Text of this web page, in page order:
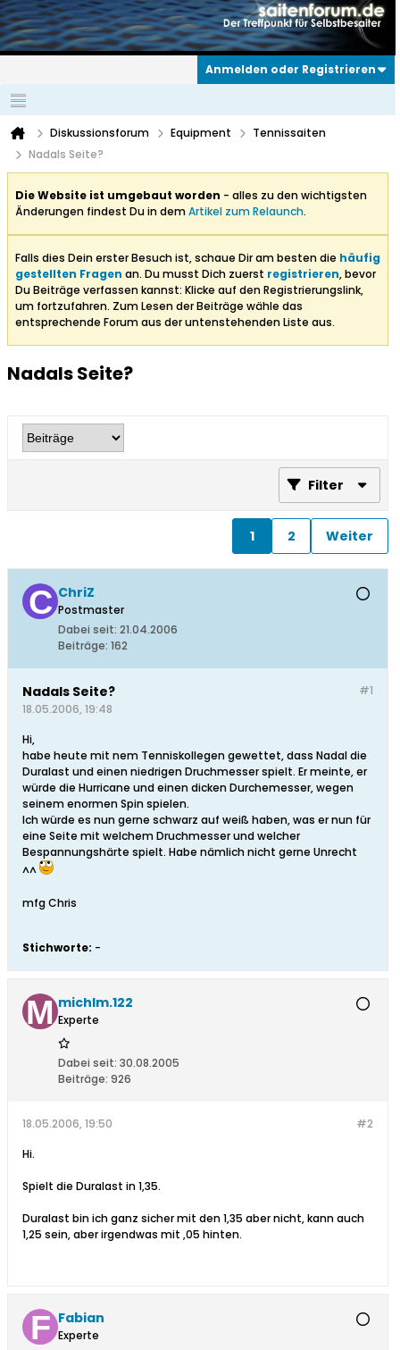
Anmelden oder Registrieren
Diskussionsforum Equipment
Tennissaiten
Nadals Seite?
Die Website ist umgebaut worden - alles zu den wichtigsten
Änderungen findest Du in demArtikel zum Relaunch.
Falls dies Dein erster Besuch ist, schaue Dir am besten die häufig
gestellten Fragen an. Du musst Dich zuerst registrieren, bevor
Du Beiträge verfassen kannst: Klicke auf den Registrierungslink,
um fortzufahren. Zum Lesen der Beiträge wähle das
entsprechende Forum aus der untenstehenden Liste aus.
Nadals Seite?
Filter
1 2 Weiter
ChriZ
Postmaster
Dabei seit: 21.04.2006
Beiträge: 162
#1
Nadals Seite?
18.05.2006, 19:48
Hi,
habe heute mit nem Tenniskollegen gewettet, dass Nadal die
Duralast und einen niedrigen Druchmesser spielt. Er meinte, er
würde die Hurricane und einen dicken Durchemesser, wegen
seinem enormen Spin spielen.
Ich würde es nun gerne schwarz auf weiß haben, was er nun für
eine Seite mit welchem Druchmesser und welcher
Bespannungshärte spielt. Habe nämlich nicht gerne Unrecht
^^
mfg Chris
Stichworte: -
michlm.122
Experte
Dabei seit: 30.08.2005
Beiträge: 926
#2
18.05.2006, 19:50
Hi.
Spielt die Duralast in 1,35.
Duralast bin ich ganz sicher mit den 1,35 aber nicht, kann auch
1,25 sein, aber irgendwas mit ,05 hinten.
Fabian
Experte